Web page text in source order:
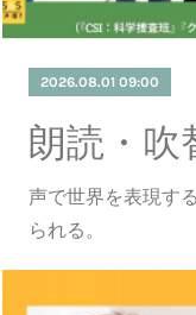
2026.08.01 09:00
声で世界を表現す
られる。